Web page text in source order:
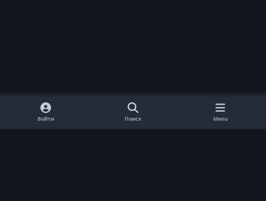
Обратная связь Cookie-файлы
Договор оферты
Войти Поиск Menu